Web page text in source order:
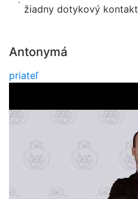
žiadny dotykový kontakt
Antonymá
priateľ